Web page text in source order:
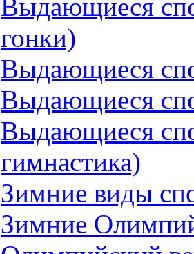
Выдающиеся
гонки)
Выдающиеся
Выдающиеся
Выдающиеся
гимнастика)
Зимние виды
Зимние